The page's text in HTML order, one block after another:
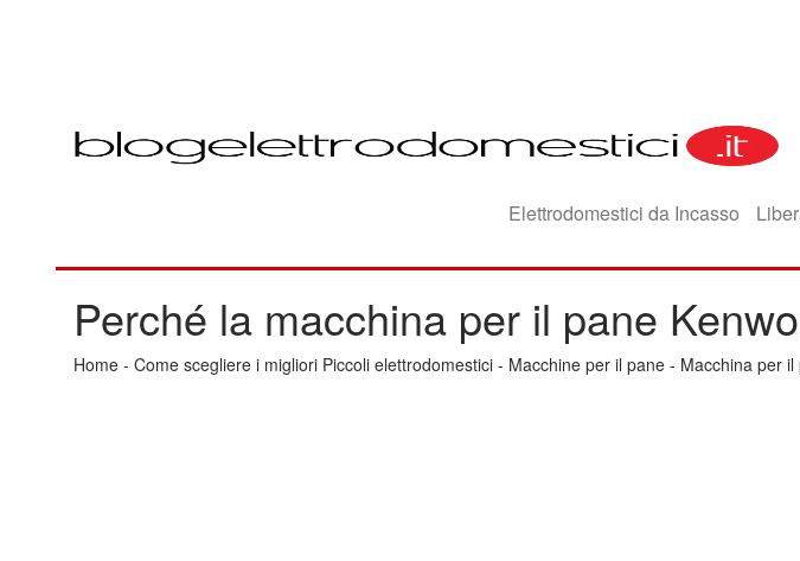
Elettrodomestici da Incasso
Perché la macchina per il pane
Home - Come scegliere i migliori Piccoli elettrodomestici - Macchine per il pane - Macchina per